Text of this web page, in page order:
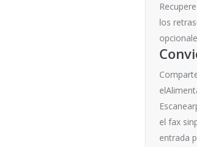
los
el fax
entrada